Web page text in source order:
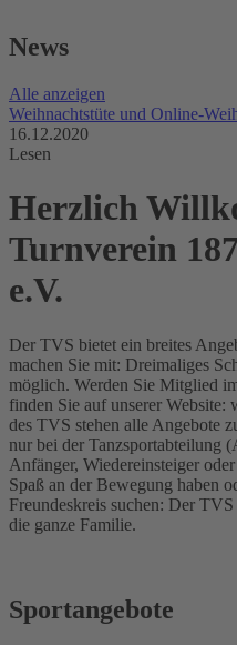
News
Alle anzeigen
Weihnachtstüte und Online-
16.12.2020
Lesen
Herzlich
Turnverein
e.V.
Der TVS bietet ein breites
machen Sie mit: Dreimaliges
möglich. Werden Sie Mitglied
finden Sie auf unserer
des TVS stehen alle Angebote
nur bei der Tanzsportabteilung
Anfänger, Wiedereinsteiger
Spaß an der Bewegung haben
Freundeskreis suchen: Der
die ganze Familie.
Sportangebote